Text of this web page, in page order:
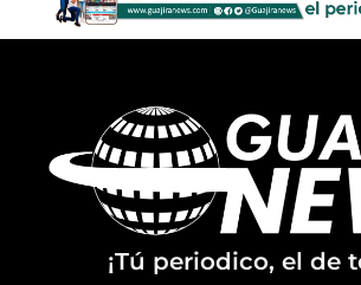
¡Tú periodico, el de